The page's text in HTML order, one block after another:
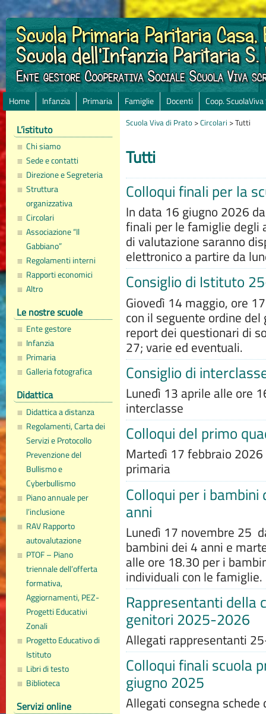
Home Infanzia Primaria Famiglie Docenti Coop. ScuolaViva
L’istituto
Chi siamo
Sede e contatti
Direzione e Segreteria
Struttura
organizzativa
Circolari
Associazione “Il
Gabbiano”
Regolamenti interni
Rapporti economici
Altro
Le nostre scuole
Ente gestore
Infanzia
Primaria
Galleria fotografica
Didattica
Didattica a distanza
Regolamenti, Carta dei
Servizi e Protocollo
Prevenzione del
Bullismo e
Cyberbullismo
Piano annuale per
l’inclusione
RAV Rapporto
autovalutazione
PTOF – Piano
triennale dell’offerta
formativa,
Aggiornamenti, PEZ-
Progetti Educativi
Zonali
Progetto Educativo di
Istituto
Libri di testo
Biblioteca
Servizi online
Scuola Viva di Prato>Circolari >Tutti
Tutti
Colloqui finali per la
In data 16 giugno 2026
finali per le famiglie degli
di valutazione saranno
elettronico a partire da
Consiglio di Istituto
Giovedì 14 maggio, ore
con il seguente ordine
report dei questionari di
27; varie ed eventuali.
Consiglio di
Lunedì 13 aprile alle ore
interclasse
Colloqui del primo
Martedì 17 febbraio
primaria
Colloqui per i bambini
anni
Lunedì 17 novembre 25
bambini dei 4 anni e
alle ore 18.30 per i
individuali con le famiglie.
Rappresentanti della
genitori 2025-2026
Allegati rappresentanti
Colloqui finali scuola
giugno 2025
Allegati consegna